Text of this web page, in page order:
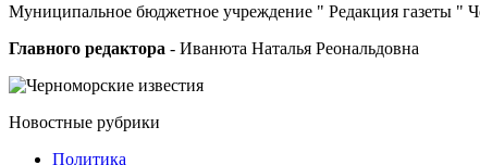
Муниципальное бюджетное учреждение " Редакция газеты "
Главного редактора - Иванюта Наталья Реональдовна
Новостные рубрики
Политика